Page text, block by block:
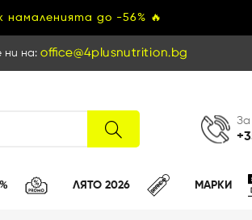
намаленията до -56% 🔥
ни на:
За
ЛЯТО 2026 МАРКИ